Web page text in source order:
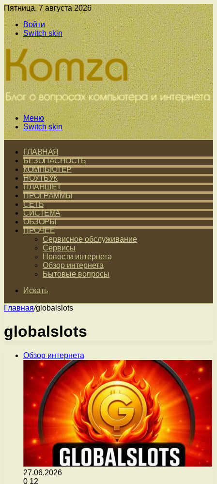
Пятница, 7 августа 2026
Войти
Switch skin
Меню
Switch skin
ГЛАВНАЯ
БЕЗОПАСНОСТЬ
КОМПЬЮТЕР
НОУТБУК
ПЛАНШЕТ
ПРОГРАММЫ
СЕТЬ
СИСТЕМА
ОБЗОРЫ
ПРОЧЕЕ
Сервисное обслуживание
Сервисы
Новости интернета
Обзор интернета
Бытовые вопросы
Искать
Главная/globalslots
globalslots
Обзор интернета
27.06.2026
0 12